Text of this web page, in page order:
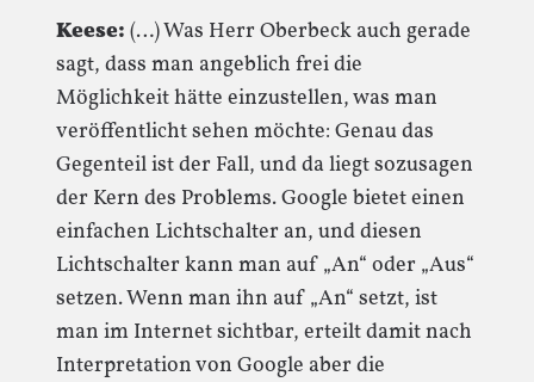
Keese: (…) Was Herr Oberbeck auch gerade
sagt, dass man angeblich frei die
Möglichkeit hätte einzustellen, was man
veröffentlicht sehen möchte: Genau das
Gegenteil ist der Fall, und da liegt sozusagen
der Kern des Problems. Google bietet einen
einfachen Lichtschalter an, und diesen
Lichtschalter kann man auf „An“ oder „Aus“
setzen. Wenn man ihn auf „An“ setzt, ist
man im Internet sichtbar, erteilt damit nach
Interpretation von Google aber die